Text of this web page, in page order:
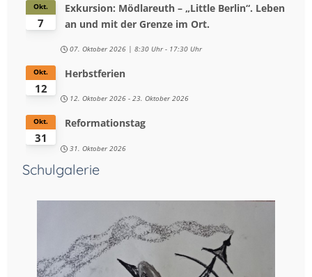
7
Okt.
Exkursion: Mödlareuth – „Little Berlin“. Leben
an und mit der Grenze im Ort.
07. Oktober 2026 8:30 Uhr - 17:30 Uhr
12
Okt. Herbstferien
12. Oktober 2026 - 23. Oktober 2026
31
Okt. Reformationstag
31. Oktober 2026
Schulgalerie